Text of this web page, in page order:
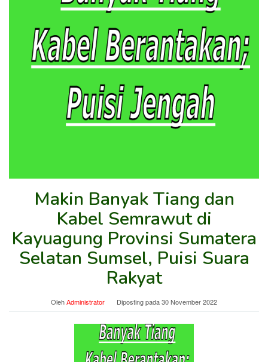
Makin Banyak Tiang dan
Kabel Semrawut di
Kayuagung Provinsi Sumatera
Selatan Sumsel, Puisi Suara
Rakyat
OlehAdministrator Diposting pada30 November 2022